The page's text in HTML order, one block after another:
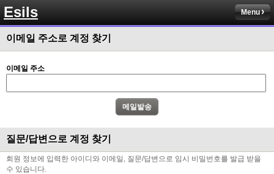
Esils Menu
이메일 주소로 계정 찾기
이메일 주소
질문/답변으로 계정 찾기
회원 정보에 입력한 아이디와 이메일, 질문/답변으로 임시 비밀번호를 발급 받을
수 있습니다.
채팅치믄 바로 반영 정상 ㅋ
접속자는 ip당 1명인가 보네요. 다른 브로우저로 접속해도 3명인거보면
esils
음
나가도 3이네 하핫 ...
고게임77